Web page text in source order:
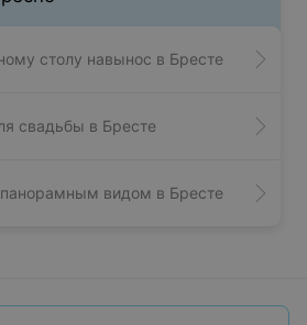
столу навынос в Бресте
свадьбы в Бресте
видом в Бресте